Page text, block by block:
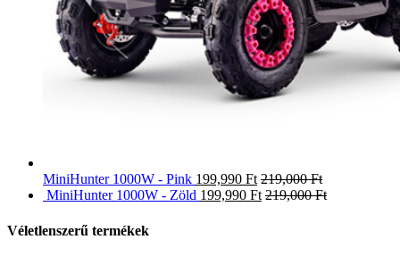
MiniHunter 1000W - Pink 199,990 Ft 219,000Ft
MiniHunter 1000W - Zöld 199,990 Ft 219,000Ft
Véletlenszerű termékek